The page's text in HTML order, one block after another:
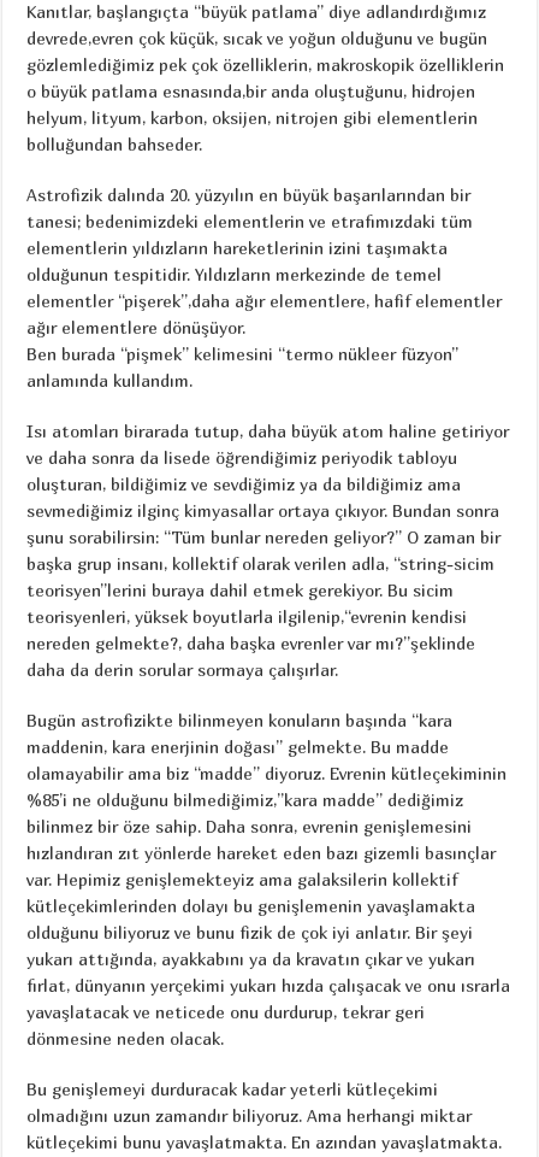
Kanıtlar, başlangıçta “büyük patlama” diye adlandırdığımız
devrede,evren çok küçük, sıcak ve yoğun olduğunu ve bugün
gözlemlediğimiz pek çok özelliklerin, makroskopik özelliklerin
o büyük patlama esnasında,bir anda oluştuğunu, hidrojen
helyum, lityum, karbon, oksijen, nitrojen gibi elementlerin
bolluğundan bahseder.
Astrofizik dalında 20. yüzyılın en büyük başarılarından bir
tanesi; bedenimizdeki elementlerin ve etrafımızdaki tüm
elementlerin yıldızların hareketlerinin izini taşımakta
olduğunun tespitidir. Yıldızların merkezinde de temel
elementler “pişerek”,daha ağır elementlere, hafif elementler
ağır elementlere dönüşüyor.
Ben burada “pişmek” kelimesini “termo nükleer füzyon”
anlamında kullandım.
Isı atomları birarada tutup, daha büyük atom haline getiriyor
ve daha sonra da lisede öğrendiğimiz periyodik tabloyu
oluşturan, bildiğimiz ve sevdiğimiz ya da bildiğimiz ama
sevmediğimiz ilginç kimyasallar ortaya çıkıyor. Bundan sonra
şunu sorabilirsin: “Tüm bunlar nereden geliyor?” O zaman bir
başka grup insanı, kollektif olarak verilen adla, “string-sicim
teorisyen”lerini buraya dahil etmek gerekiyor. Bu sicim
teorisyenleri, yüksek boyutlarla ilgilenip,“evrenin kendisi
nereden gelmekte?, daha başka evrenler var mı?”şeklinde
daha da derin sorular sormaya çalışırlar.
Bugün astrofizikte bilinmeyen konuların başında “kara
maddenin, kara enerjinin doğası” gelmekte. Bu madde
olamayabilir ama biz “madde” diyoruz. Evrenin kütleçekiminin
%85’i ne olduğunu bilmediğimiz,”kara madde” dediğimiz
bilinmez bir öze sahip. Daha sonra, evrenin genişlemesini
hızlandıran zıt yönlerde hareket eden bazı gizemli basınçlar
var. Hepimiz genişlemekteyiz ama galaksilerin kollektif
kütleçekimlerinden dolayı bu genişlemenin yavaşlamakta
olduğunu biliyoruz ve bunu fizik de çok iyi anlatır. Bir şeyi
yukarı attığında, ayakkabını ya da kravatın çıkar ve yukarı
fırlat, dünyanın yerçekimi yukarı hızda çalışacak ve onu ısrarla
yavaşlatacak ve neticede onu durdurup, tekrar geri
dönmesine neden olacak.
Bu genişlemeyi durduracak kadar yeterli kütleçekimi
olmadığını uzun zamandır biliyoruz. Ama herhangi miktar
kütleçekimi bunu yavaşlatmakta. En azından yavaşlatmakta.